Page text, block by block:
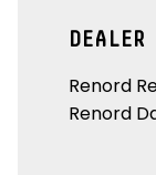
Renord
Renord